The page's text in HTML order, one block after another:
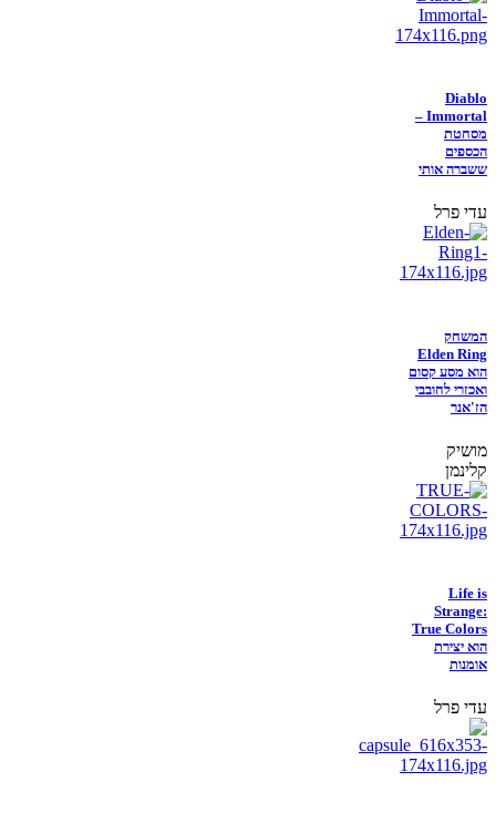
Diablo
Immortal –
מסחטת
הכספים
ששברה אותי
עדי פרל
המשחק
Elden Ring
הוא מסע קסום
ואכזרי לחובבי
הז'אנר
מושיק
קלינמן
Life is
Strange:
True Colors
הוא יצירת
אומנות
עדי פרל